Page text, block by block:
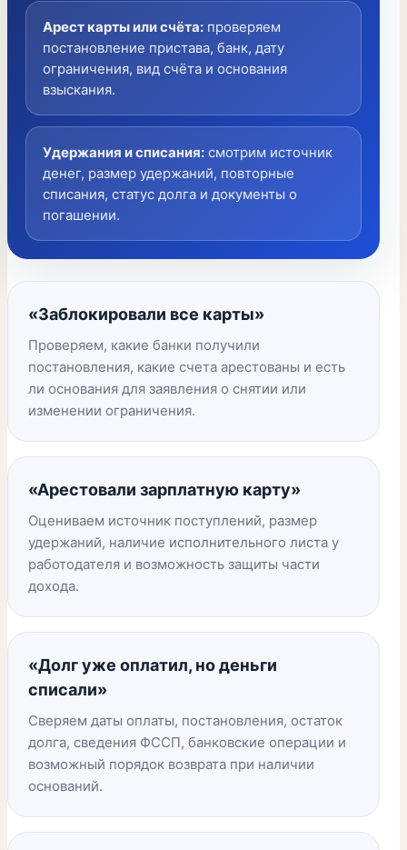
Арест карты или счёта: проверяем
постановление пристава, банк, дату
ограничения, вид счёта и основания
взыскания.
Удержания и списания: смотрим источник
денег, размер удержаний, повторные
списания, статус долга и документы о
погашении.
«Заблокировали все карты»
Проверяем, какие банки получили
постановления, какие счета арестованы и есть
ли основания для заявления о снятии или
изменении ограничения.
«Арестовали зарплатную карту»
Оцениваем источник поступлений, размер
удержаний, наличие исполнительного листа у
работодателя и возможность защиты части
дохода.
«Долг уже оплатил, но деньги
списали»
Сверяем даты оплаты, постановления, остаток
долга, сведения ФССП, банковские операции и
возможный порядок возврата при наличии
оснований.